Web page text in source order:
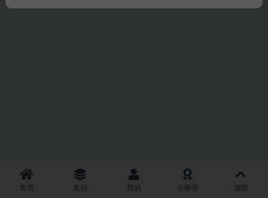
首页 类别 我的 云推荐 顶部